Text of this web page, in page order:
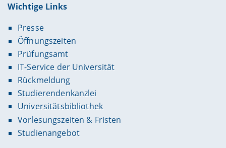
Wichtige Links
Presse
Öffnungszeiten
Prüfungsamt
IT-Service der Universität
Rückmeldung
Studierendenkanzlei
Universitätsbibliothek
Vorlesungszeiten & Fristen
Studienangebot